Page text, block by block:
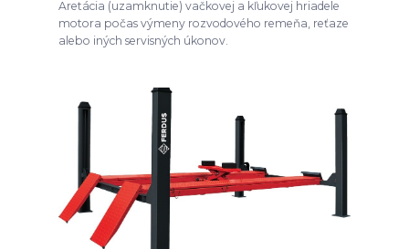
Aretácia (uzamknutie) vačkovej a kľukovej hriadele
motora počas výmeny rozvodového remeňa, reťaze
alebo iných servisných úkonov.